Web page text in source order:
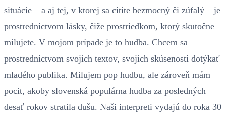
situácie – a aj tej, v ktorej sa cítite bezmocný či zúfalý – je
prostredníctvom lásky, čiže prostriedkom, ktorý skutočne
milujete. V mojom prípade je to hudba. Chcem sa
prostredníctvom svojich textov, svojich skúseností dotýkať
mladého publika. Milujem pop hudbu, ale zároveň mám
pocit, akoby slovenská populárna hudba za posledných
desať rokov stratila dušu. Naši interpreti vydajú do roka 30